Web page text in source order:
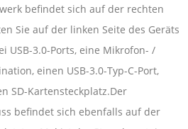
befindet sich auf der rechten
Sie auf der linken Seite des Geräts
USB-3.0-Ports, eine Mikrofon- /
einen USB-3.0-Typ-C-Port,
SD-Kartensteckplatz.Der
befindet sich ebenfalls auf der